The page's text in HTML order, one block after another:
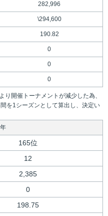
282,996
\294,600
190.82
0
0
0
開催トーナメントが減少した為、
を1シーズンとして算出し、決定い
165位
12
2,385
0
198.75